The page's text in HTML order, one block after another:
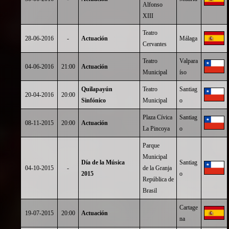
Alfonso
XIII
28-06-2016 - Actuación
Teatro
Cervantes
Málaga
04-06-2016 21:00 Actuación
Teatro
Municipal
Valpara
íso
20-04-2016 20:00
Quilapayún
Sinfónico
Teatro
Municipal
Santiag
o
08-11-2015 20:00 Actuación
Plaza Cívica
La Pincoya
Santiag
o
04-10-2015 -
Día de la Música
2015
Parque
Municipal
de la Granja
República de
Brasil
Santiag
o
19-07-2015 20:00 Actuación
Cartage
na